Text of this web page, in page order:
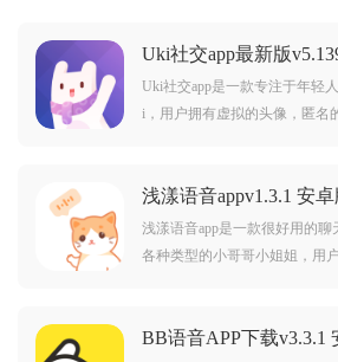
Uki社交app最新版
Uki社交app是一款专注于年轻
i，用户拥有虚拟的头像，匿名
小伙们就快来下载使用吧！Uki
认识
浅漾语音appv1.3.1 安卓
浅漾语音app是一款很好用的
各种类型的小哥哥小姐姐，用
出去，让更多的人认识你。
BB语音APP下载v3.3.1